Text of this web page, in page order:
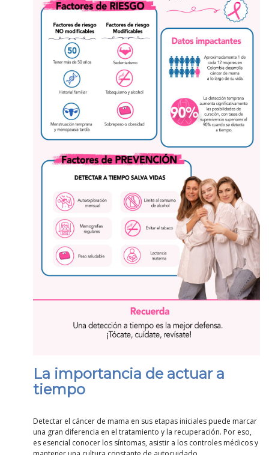
La importancia de actuar a
tiempo
Detectar el cáncer de mama en sus etapas iniciales puede marcar
una gran diferencia en el tratamiento y la recuperación. Por eso,
es esencial conocer los síntomas, asistir a los controles médicos y